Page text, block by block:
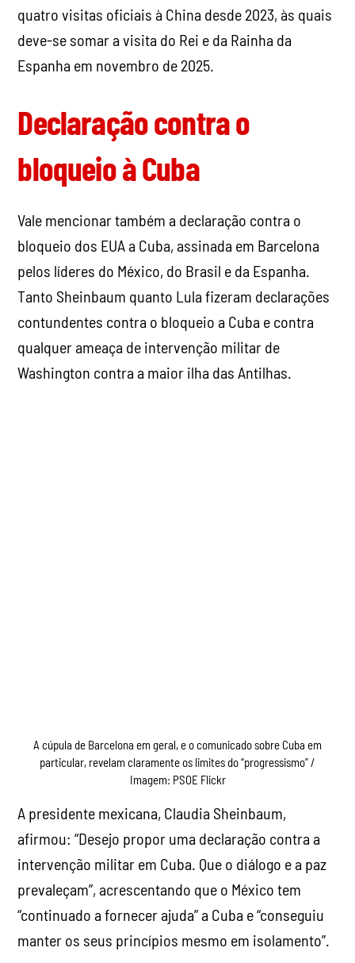
quatro visitas oficiais à China desde 2023, às quais
deve-se somar a visita do Rei e da Rainha da
Espanha em novembro de 2025.
Declaração contra o
bloqueio à Cuba
Vale mencionar também a declaração contra o
bloqueio dos EUA a Cuba, assinada em Barcelona
pelos líderes do México, do Brasil e da Espanha.
Tanto Sheinbaum quanto Lula fizeram declarações
contundentes contra o bloqueio a Cuba e contra
qualquer ameaça de intervenção militar de
Washington contra a maior ilha das Antilhas.
A cúpula de Barcelona em geral, e o comunicado sobre Cuba em
particular, revelam claramente os limites do “progressismo” /
Imagem: PSOE Flickr
A presidente mexicana, Claudia Sheinbaum,
afirmou: “Desejo propor uma declaração contra a
intervenção militar em Cuba. Que o diálogo e a paz
prevaleçam”, acrescentando que o México tem
“continuado a fornecer ajuda” a Cuba e “conseguiu
manter os seus princípios mesmo em isolamento”.